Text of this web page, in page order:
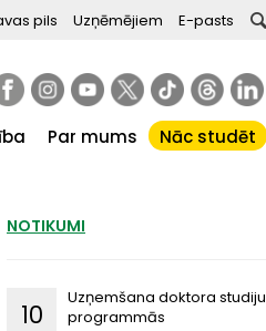
pils Uzņēmējiem E-pasts
Par mums Nāc studēt
NOTIKUMI
Uzņemšana doktora studiju
programmās
10